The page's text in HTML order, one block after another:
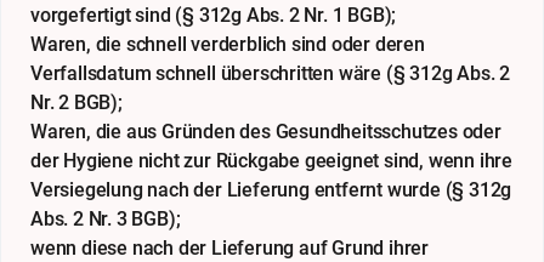
vorgefertigt sind (§ 312g Abs. 2 Nr. 1 BGB);
Waren, die schnell verderblich sind oder deren
Verfallsdatum schnell überschritten wäre (§ 312g Abs. 2
Nr. 2 BGB);
Waren, die aus Gründen des Gesundheitsschutzes oder
der Hygiene nicht zur Rückgabe geeignet sind, wenn ihre
Versiegelung nach der Lieferung entfernt wurde (§ 312g
Abs. 2 Nr. 3 BGB);
wenn diese nach der Lieferung auf Grund ihrer